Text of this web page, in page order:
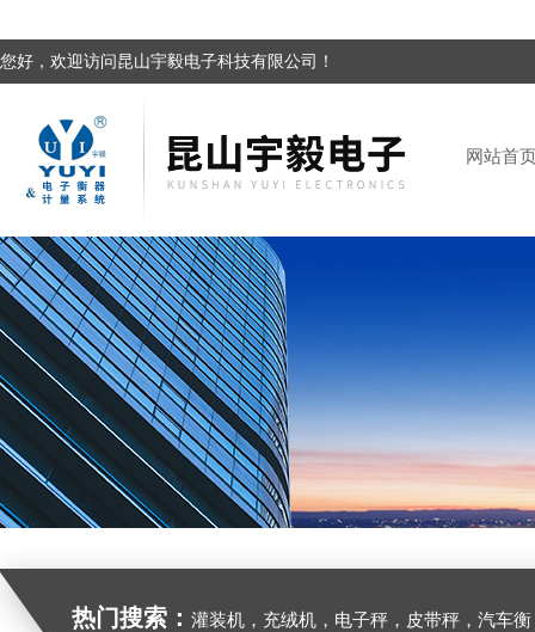
您好，欢迎访问昆山宇毅电子科技有限公司！
网站首
热门搜索： 灌装机，充绒机，电子秤，皮带秤，汽车